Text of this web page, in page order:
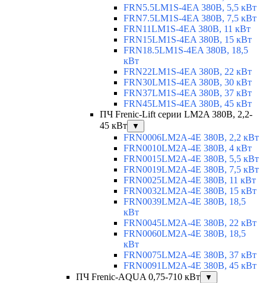
FRN5.5LM1S-4EA 380В, 5,5 кВт
FRN7.5LM1S-4EA 380В, 7,5 кВт
FRN11LM1S-4EA 380В, 11 кВт
FRN15LM1S-4EA 380В, 15 кВт
FRN18.5LM1S-4EA 380В, 18,5
кВт
FRN22LM1S-4EA 380В, 22 кВт
FRN30LM1S-4EA 380В, 30 кВт
FRN37LM1S-4EA 380В, 37 кВт
FRN45LM1S-4EA 380В, 45 кВт
ПЧ Frenic-Lift серии LM2A 380В, 2,2-
45 кВт
▼
FRN0006LM2A-4E 380В, 2,2 кВт
FRN0010LM2A-4E 380В, 4 кВт
FRN0015LM2A-4E 380В, 5,5 кВт
FRN0019LM2A-4E 380В, 7,5 кВт
FRN0025LM2A-4E 380В, 11 кВт
FRN0032LM2A-4E 380В, 15 кВт
FRN0039LM2A-4E 380В, 18,5
кВт
FRN0045LM2A-4E 380В, 22 кВт
FRN0060LM2A-4E 380В, 18,5
кВт
FRN0075LM2A-4E 380В, 37 кВт
FRN0091LM2A-4E 380В, 45 кВт
ПЧ Frenic-AQUA 0,75-710 кВт
▼